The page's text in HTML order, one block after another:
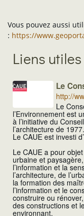
Vous pouvez aussi
: https://
Liens utiles
Le
http://
Le
l’Environnement est
à l’initiative du
l’architecture de 1977.
Le CAUE est investi
Le CAUE a pour
urbaine et
l’information et la
l’architecture, de
la formation des
l’information et le
construire ou
des constructions et
environnant,